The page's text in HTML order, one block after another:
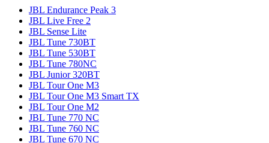
JBL Endurance Peak 3
JBL Live Free 2
JBL Sense Lite
JBL Tune 730BT
JBL Tune 530BT
JBL Tune 780NC
JBL Junior 320BT
JBL Tour One M3
JBL Tour One M3 Smart TX
JBL Tour One M2
JBL Tune 770 NC
JBL Tune 760 NC
JBL Tune 670 NC